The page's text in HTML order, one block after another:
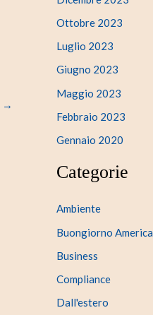
→
Ottobre 2023
Luglio 2023
Giugno 2023
Maggio 2023
Febbraio 2023
Gennaio 2020
Categorie
Ambiente
Buongiorno America
Business
Compliance
Dall'estero